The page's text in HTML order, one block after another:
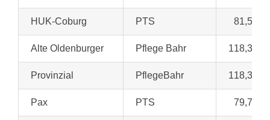
HUK-Coburg PTS 81,52 €
Alte Oldenburger Pflege Bahr 118,35 €
Provinzial PflegeBahr 118,35 €
Pax PTS 79,79 €